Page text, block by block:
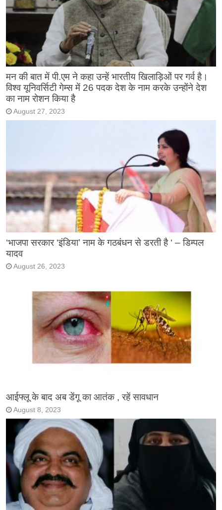
मन की बात में पी.एम ने कहा उन्हें भारतीय खिलाड़िओं पर गर्व है।
विश्व यूनिवर्सिटी गेम्स में 26 पदक देश के नाम करके उन्होंने देश
का नाम रोशन किया है
August 27, 2023
‘भाजपा सरकार ‘इंडिया’ नाम के गठबंधन से डरती है ‘ – डिम्पल
यादव
August 26, 2023
आईफ्लू के बाद अब डेंगू का आतंक , रहें सावधान
August 8, 2023